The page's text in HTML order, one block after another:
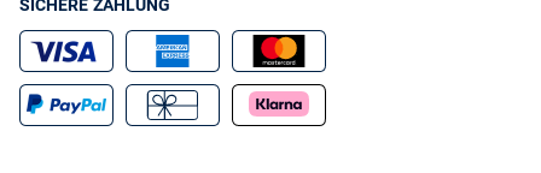
Kleiderschrank
Die klassische dunkelgraue Stoffhose:
mit Pumps und Bluse oder Sneakern und Shirt –
elegant, wandelbar. Besonders Modelle wie die
SICHERE ZAHLUNG